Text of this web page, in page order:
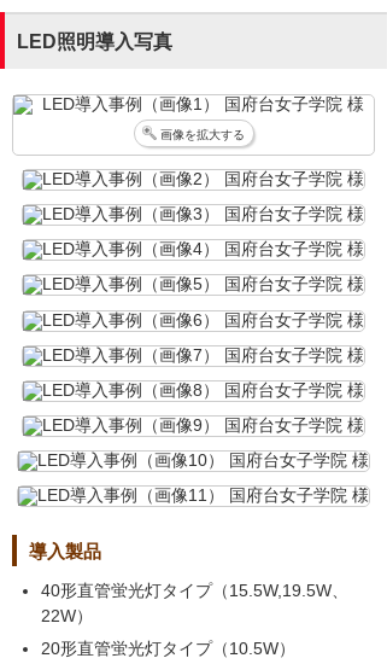
LED照明導入写真
画像を拡大する
導入製品
40形直管蛍光灯タイプ（15.5W,19.5W、
22W）
20形直管蛍光灯タイプ（10.5W）